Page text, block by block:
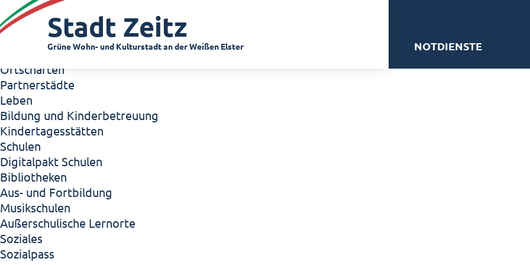
Zeitz - Die Kleinstadt
Willkommen in Zeitz!
Interview mit Oberbürgermeister Christian Thieme
Zeitz - Stadt der Zukunft
Ortschaften
Partnerstädte
Leben
Bildung und Kinderbetreuung
Kindertagesstätten
Schulen
Digitalpakt Schulen
Bibliotheken
Aus- und Fortbildung
Musikschulen
Außerschulische Lernorte
Soziales
Sozialpass
Stadt Zeitz
Grüne Wohn- und Kulturstadt an der Weißen Elster NOTDIENSTE